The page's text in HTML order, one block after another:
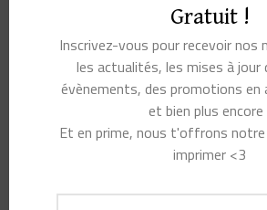
Gratuit !
Inscrivez-vous pour recevoir nos
les actualités, les mises à jour
évènements, des promotions en
et bien plus encore
Et en prime, nous t'offrons
imprimer <3